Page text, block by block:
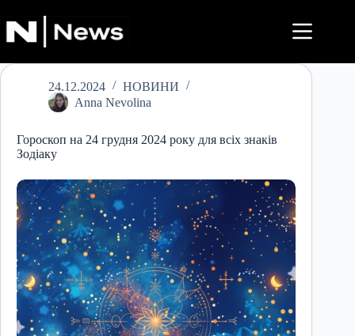
до
вмісту
24.12.2024
НОВИНИ
Anna Nevolina
Гороскоп на 24 грудня 2024 року для всіх знаків
Зодіаку